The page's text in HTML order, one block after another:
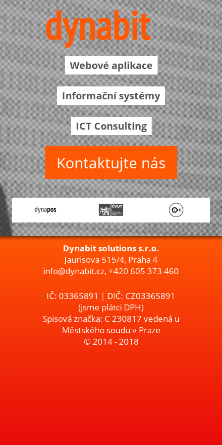
dynabit
Webové aplikace
Informační systémy
ICT Consulting
Kontaktujte nás
Dynabit solutions s.r.o.
Jaurisova 515/4, Praha 4
info@dynabit.cz, +420 605 373 460
IČ: 03365891 | DIČ: CZ03365891
(jsme plátci DPH)
Spisová značka: C 230817 vedená u
Městského soudu v Praze
© 2014 - 2018